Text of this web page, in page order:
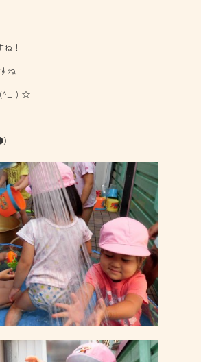
！
ね
(^_-)-☆